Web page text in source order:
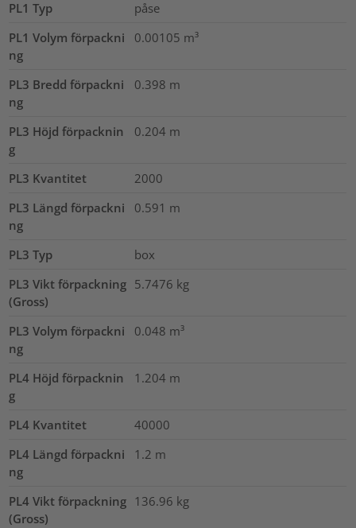
PL1 Typ
påse
PL1 Volym förpackni
ng
0.00105 m³
PL3 Bredd förpackni
ng
0.398 m
PL3 Höjd förpacknin
g
0.204 m
PL3 Kvantitet
2000
PL3 Längd förpackni
ng
0.591 m
PL3 Typ
box
PL3 Vikt förpackning
(Gross)
5.7476 kg
PL3 Volym förpackni
ng
0.048 m³
PL4 Höjd förpacknin
g
1.204 m
PL4 Kvantitet
40000
PL4 Längd förpackni
ng
1.2 m
PL4 Vikt förpackning
(Gross)
136.96 kg